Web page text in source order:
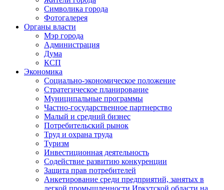
Символика города
Фотогалерея
Органы власти
Мэр города
Администрация
Дума
КСП
Экономика
Социально-экономическое положение
Стратегическое планирование
Муниципальные программы
Частно-государственное партнерство
Малый и средний бизнес
Потребительский рынок
Труд и охрана труда
Туризм
Инвестиционная деятельность
Содействие развитию конкуренции
Защита прав потребителей
Анкетирование среди предприятий, занятых в
легкой промышленности Иркутской области на